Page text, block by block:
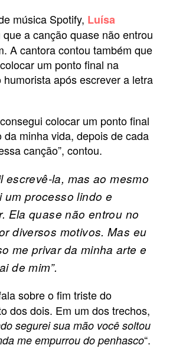
música Spotify, Luísa
que a canção quase não entrou
A cantora contou também que
um ponto final na
humorista após escrever a letra
colocar um ponto final
da minha vida, depois de cada
canção”, contou.
escrevê-la, mas ao mesmo
um processo lindo e
Ela quase não entrou no
diversos motivos. Mas eu
me privar da minha arte e
de mim”.
sobre o fim triste do
dos dois. Em um dos trechos,
segurei sua mão você soltou
me empurrou do penhasco“.